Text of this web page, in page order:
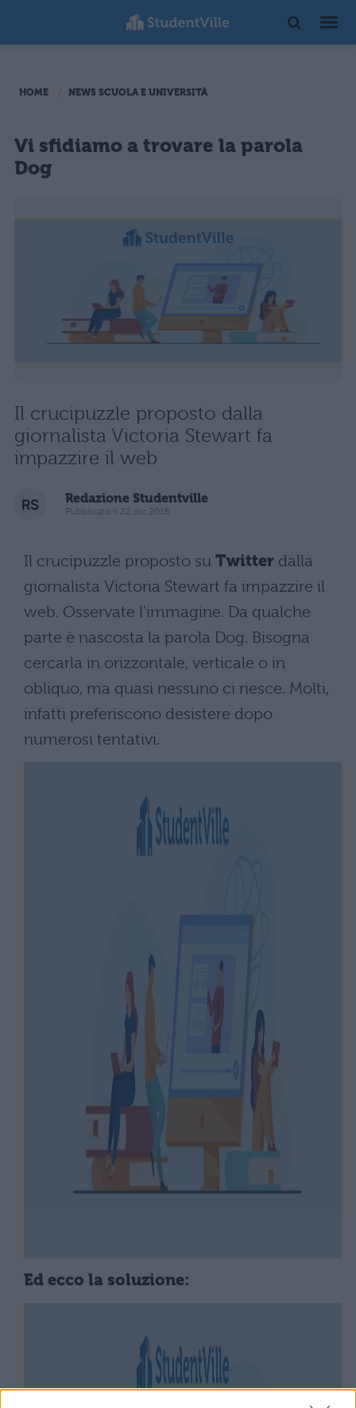
HOME NEWS SCUOLA E UNIVERSITÀ
Vi sfidiamo a trovare la parola
Dog
Il crucipuzzle proposto dalla
giornalista Victoria Stewart fa
impazzire il web
Redazione Studentville
Pubblicato il 22 dic 2016
Il crucipuzzle proposto su Twitter dalla
giornalista Victoria Stewart fa impazzire il
web. Osservate l'immagine. Da qualche
parte è nascosta la parola Dog. Bisogna
cercarla in orizzontale, verticale o in
obliquo, ma quasi nessuno ci riesce. Molti,
infatti preferiscono desistere dopo
numerosi tentativi.
Ed ecco la soluzione: